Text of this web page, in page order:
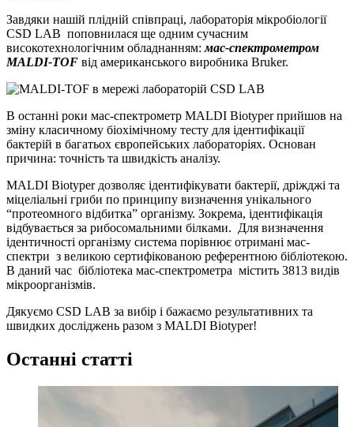
Завдяки нашій плідній співпраці, лабораторія мікробіології
CSD LAB поповнилася ще одним сучасним
високотехнологічним обладнанням:мас-спектрометром
MALDI-TOF від американського виробника Bruker.
В останні роки мас-спектрометр MALDI Biotyper прийшов на
зміну класичному біохімічному тесту для ідентифікації
бактерій в багатьох європейських лабораторіях. Основан
причина: точність та швидкість аналізу.
MALDI Biotyper дозволяє ідентифікувати бактерії, дріжджі та
міцеліальні гриби по принципу визначення унікального
“протеомного відбитка” організму. Зокрема, ідентифікація
відбувається за рибосомальними білками. Для визначення
ідентичності організму система порівнює отримані мас-
спектри з великою сертифікованою референтною бібліотекою.
В даний час бібліотека мас-спектрометра містить 3813 видів
мікроорганізмів.
Дякуємо CSD LAB за вибір і бажаємо результативних та
швидких досліджень разом з MALDI Biotyper!
Останні статті